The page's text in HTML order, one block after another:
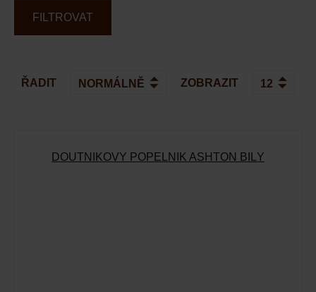
FILTROVAT
ŘADIT ZOBRAZIT
DOUTNÍKOVÝ POPELNÍK ASHTON BÍLÝ